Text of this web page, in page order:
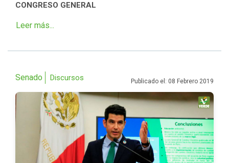
CONGRESO GENERAL
Leer más...
Senado Discursos Publicado el: 08 Febrero 2019